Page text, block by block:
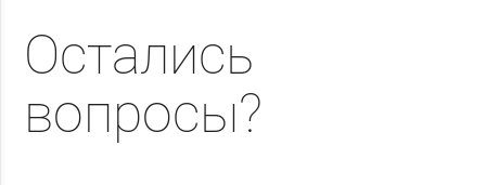
Остались
вопросы?